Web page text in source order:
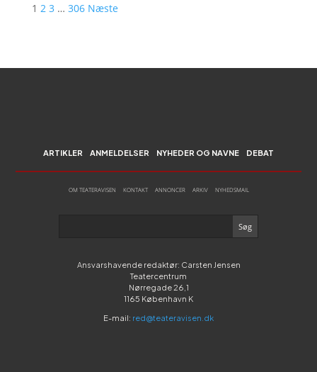
1 2 3 … 306 Næste
ARTIKLER ANMELDELSER NYHEDER OG NAVNE DEBAT
OM TEATERAVISEN KONTAKT ANNONCER ARKIV NYHEDSMAIL
Ansvarshavende redaktør: Carsten Jensen
Teatercentrum
Nørregade 26,1
1165 København K
E-mail: red@teateravisen.dk